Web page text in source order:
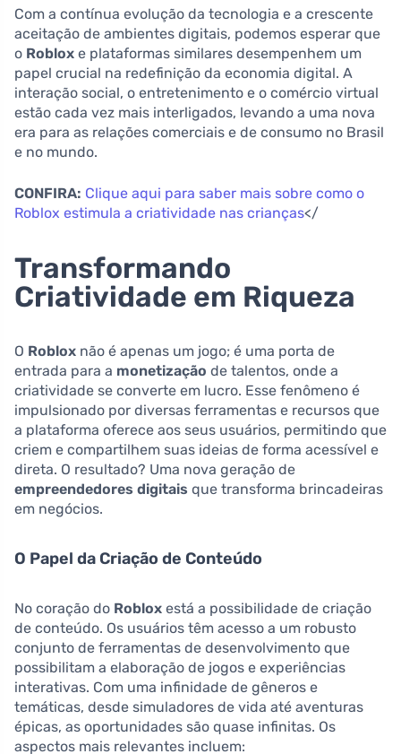
Com a contínua evolução da tecnologia e a crescente
aceitação de ambientes digitais, podemos esperar que
o Roblox e plataformas similares desempenhem um
papel crucial na redefinição da economia digital. A
interação social, o entretenimento e o comércio virtual
estão cada vez mais interligados, levando a uma nova
era para as relações comerciais e de consumo no Brasil
e no mundo.
CONFIRA: Clique aqui para saber mais sobre como o
Roblox estimula a criatividade nas crianças</
Transformando
Criatividade em Riqueza
O Roblox não é apenas um jogo; é uma porta de
entrada para a monetização de talentos, onde a
criatividade se converte em lucro. Esse fenômeno é
impulsionado por diversas ferramentas e recursos que
a plataforma oferece aos seus usuários, permitindo que
criem e compartilhem suas ideias de forma acessível e
direta. O resultado? Uma nova geração de
empreendedores digitais que transforma brincadeiras
em negócios.
O Papel da Criação de Conteúdo
No coração do Roblox está a possibilidade de criação
de conteúdo. Os usuários têm acesso a um robusto
conjunto de ferramentas de desenvolvimento que
possibilitam a elaboração de jogos e experiências
interativas. Com uma infinidade de gêneros e
temáticas, desde simuladores de vida até aventuras
épicas, as oportunidades são quase infinitas. Os
aspectos mais relevantes incluem: